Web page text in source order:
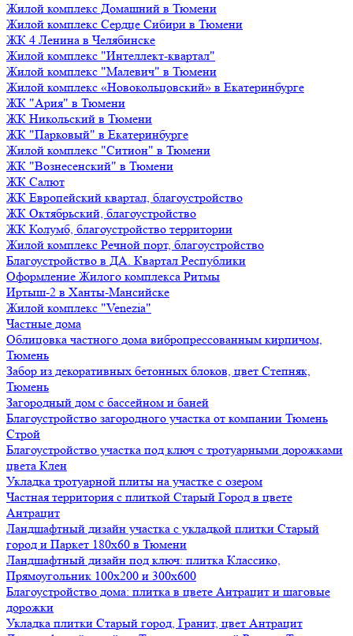
Жилой комплекс Домашний в Тюмени
Жилой комплекс Сердце Сибири в Тюмени
ЖК 4 Ленина в Челябинске
Жилой комплекс "Интеллект-квартал"
Жилой комплекс "Малевич" в Тюмени
Жилой комплекс «Новокольцовский» в Екатеринбурге
ЖК "Ария" в Тюмени
ЖК Никольский в Тюмени
ЖК "Парковый" в Екатеринбурге
Жилой комплекс "Ситион" в Тюмени
ЖК "Вознесенский" в Тюмени
ЖК Салют
ЖК Европейский квартал, благоустройство
ЖК Октябрьский, благоустройство
ЖК Колумб, благоустройство территории
Жилой комплекс Речной порт, благоустройство
Благоустройство в ДА. Квартал Республики
Оформление Жилого комплекса Ритмы
Иртыш-2 в Ханты-Мансийске
Жилой комплекс "Venezia"
Частные дома
Облицовка частного дома вибропрессованным кирпичом,
Тюмень
Забор из декоративных бетонных блоков, цвет Степняк,
Тюмень
Загородный дом с бассейном и баней
Благоустройство загородного участка от компании Тюмень
Строй
Благоустройство участка под ключ с тротуарными дорожками
цвета Клен
Укладка тротуарной плиты на участке с озером
Частная территория с плиткой Старый Город в цвете
Антрацит
Ландшафтный дизайн участка с укладкой плитки Старый
город и Паркет 180х60 в Тюмени
Ландшафтный дизайн под ключ: плитка Классико,
Прямоугольник 100х200 и 300х600
Благоустройство дома: плитка в цвете Антрацит и шаговые
дорожки
Укладка плитки Старый город, Гранит, цвет Антрацит